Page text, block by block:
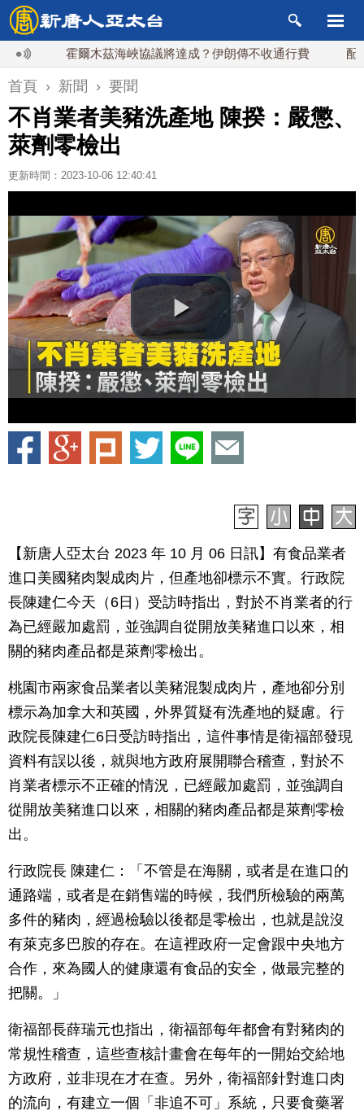
霍爾木茲海峽協議將達成？伊朗傳不收通行費 配合漢
首頁 › 新聞 › 要聞
不肖業者美豬洗產地 陳揆：嚴懲、
萊劑零檢出
更新時間：2023-10-06 12:40:41
【新唐人亞太台 2023 年 10 月 06 日訊】有食品業者
進口美國豬肉製成肉片，但產地卻標示不實。行政院
長陳建仁今天（6日）受訪時指出，對於不肖業者的行
為已經嚴加處罰，並強調自從開放美豬進口以來，相
關的豬肉產品都是萊劑零檢出。
桃園市兩家食品業者以美豬混製成肉片，產地卻分別
標示為加拿大和英國，外界質疑有洗產地的疑慮。行
政院長陳建仁6日受訪時指出，這件事情是衛福部發現
資料有誤以後，就與地方政府展開聯合稽查，對於不
肖業者標示不正確的情況，已經嚴加處罰，並強調自
從開放美豬進口以來，相關的豬肉產品都是萊劑零檢
出。
行政院長 陳建仁：「不管是在海關，或者是在進口的
通路端，或者是在銷售端的時候，我們所檢驗的兩萬
多件的豬肉，經過檢驗以後都是零檢出，也就是說沒
有萊克多巴胺的存在。在這裡政府一定會跟中央地方
合作，來為國人的健康還有食品的安全，做最完整的
把關。」
衛福部長薛瑞元也指出，衛福部每年都會有對豬肉的
常規性稽查，這些查核計畫會在每年的一開始交給地
方政府，並非現在才在查。另外，衛福部針對進口肉
的流向，有建立一個「非追不可」系統，只要食藥署